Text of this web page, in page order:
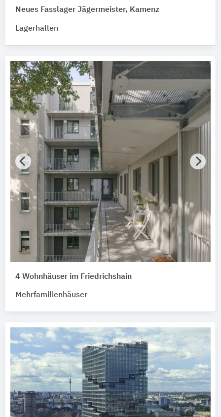
Neues Fasslager Jägermeister, Kamenz
Lagerhallen
4 Wohnhäuser im Friedrichshain
Mehrfamilienhäuser